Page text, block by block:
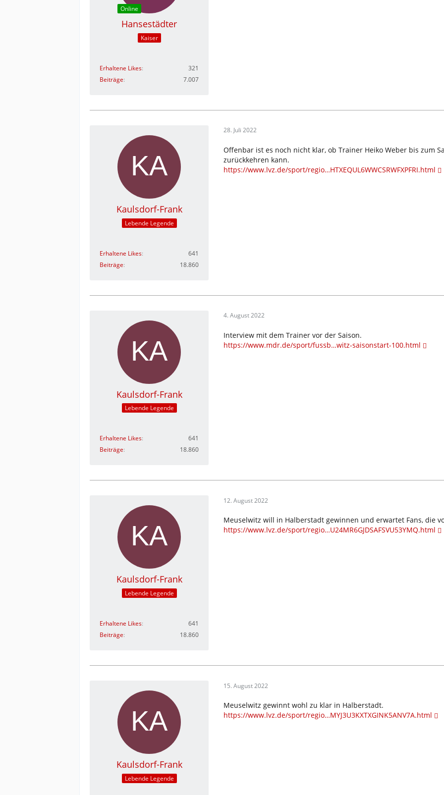
Online
Hansestädter
Kaiser
Erhaltene Likes
321
Beiträge
7.007
Kaulsdorf-Frank
Lebende Legende
Erhaltene Likes
641
Beiträge
18.860
28. Juli 2022
Offenbar ist es noch nicht klar, ob Trainer Heiko Weber bis zum
zurückkehren kann.
https://www.lvz.de/sport/regio…HTXEQUL6WWCSRWFXPFRI.html
Kaulsdorf-Frank
Lebende Legende
Erhaltene Likes
641
Beiträge
18.860
4. August 2022
Interview mit dem Trainer vor der Saison.
https://www.mdr.de/sport/fussb…witz-saisonstart-100.html
Kaulsdorf-Frank
Lebende Legende
Erhaltene Likes
641
Beiträge
18.860
12. August 2022
Meuselwitz will in Halberstadt gewinnen und erwartet Fans, die
https://www.lvz.de/sport/regio…U24MR6GJDSAFSVU53YMQ.html
Kaulsdorf-Frank
Lebende Legende
15. August 2022
Meuselwitz gewinnt wohl zu klar in Halberstadt.
https://www.lvz.de/sport/regio…MYJ3U3KXTXGINK5ANV7A.html